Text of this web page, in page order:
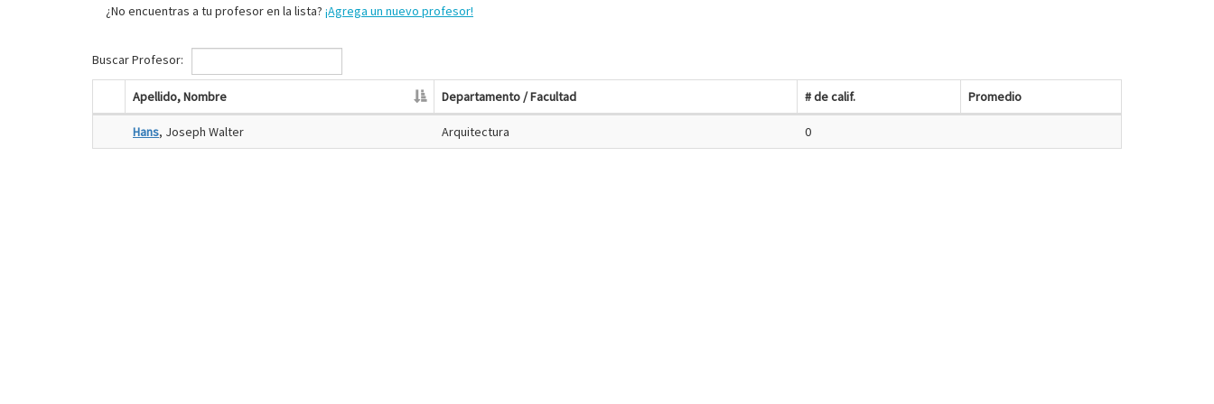
¿No encuentras a tu profesor en la lista? ¡Agrega un nuevo profesor!
Buscar Profesor:
Apellido, Nombre Departamento / Facultad # de calif. Promedio
Hans, Joseph Walter Arquitectura 0